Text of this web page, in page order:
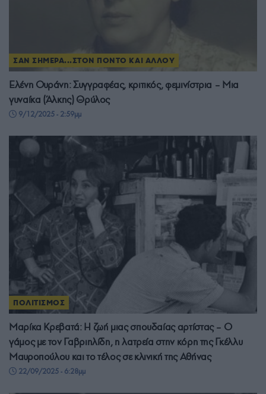
ΣΑΝ ΣΗΜΕΡΑ...ΣΤΟΝ ΠΟΝΤΟ ΚΑΙ ΑΛΛΟΥ
Ελένη Ουράνη: Συγγραφέας, κριτικός, φεμινίστρια – Μια
γυναίκα (Άλκης) Θρύλος
9/12/2025 - 2:59μμ
ΠΟΛΙΤΙΣΜΟΣ
Μαρίκα Κρεβατά: Η ζωή μιας σπουδαίας αρτίστας – Ο
γάμος με τον Γαβριηλίδη, η λατρεία στην κόρη της Γκέλλυ
Μαυροπούλου και το τέλος σε κλινική της Αθήνας
22/09/2025 - 6:28μμ